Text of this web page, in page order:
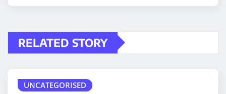
RELATED STORY
UNCATEGORISED